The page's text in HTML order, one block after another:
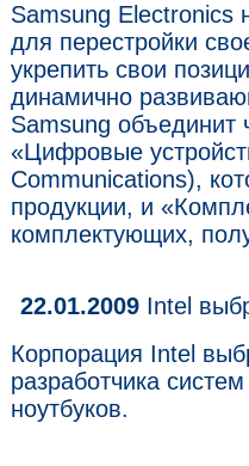
Samsung Electronics
для перестройки
укрепить свои
динамично
Samsung
«Цифровые
Communications),
продукции, и
комплектующих,
22.01.2009 Intel
Корпорация Intel
разработчика
ноутбуков.